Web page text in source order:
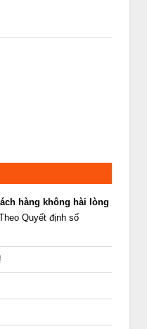
hàng không hài lòng
Quyết định số